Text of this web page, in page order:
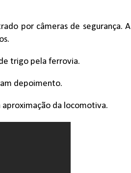
por câmeras de segurança. A
trigo pela ferrovia.
depoimento.
da locomotiva.